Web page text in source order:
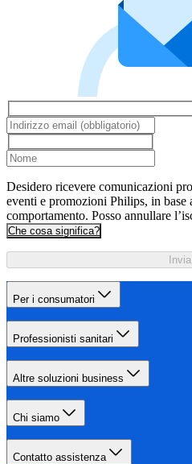
Desidero ricevere comunicazioni
eventi e promozioni Philips, in base
comportamento. Posso annullare
Che cosa significa?
Invia
Per i consumatori
Professionisti sanitari
Altre soluzioni business
Chi siamo
Contatto assistenza